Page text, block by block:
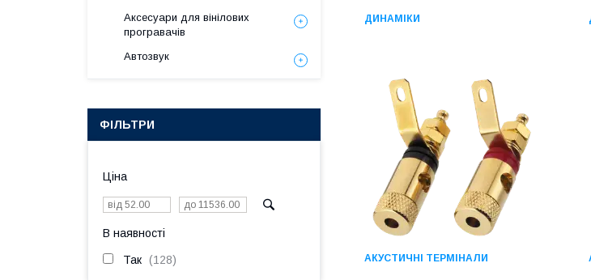
ДИНАМІКИ
АКУСТИЧНІ ТЕРМІНАЛИ
Аксесуари для вінілових
програвачів
Автозвук
ФІЛЬТРИ
Ціна
В наявності
Так 128